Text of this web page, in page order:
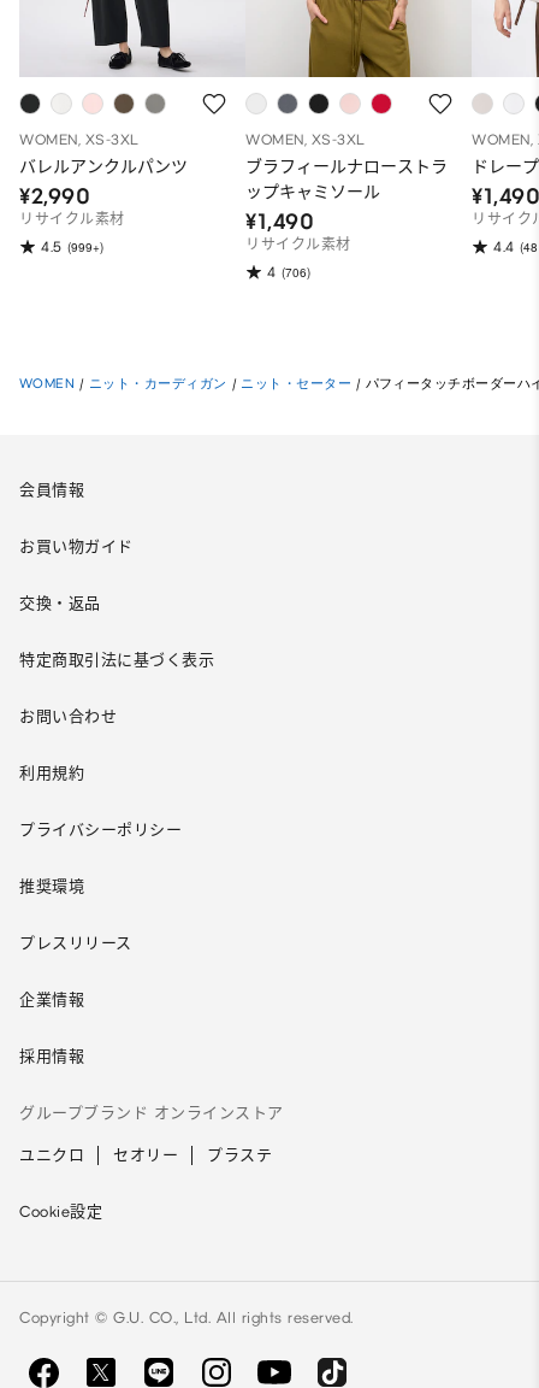
WOMEN, XS-3XL
バレルアンクルパンツ
¥2,990
リサイクル素材
4.5 (999+)
WOMEN, XS-3XL
ブラフィールナローストラ
ップキャミソール
¥1,490
リサイクル素材
4 (706)
WOMEN,
ドレー
リサイク
4.4
WOMEN / ニット・カーディガン / ニット・セーター / パフィータッチボーダーハ
会員情報
お買い物ガイド
交換・返品
特定商取引法に基づく表示
お問い合わせ
利用規約
プライバシーポリシー
推奨環境
プレスリリース
企業情報
採用情報
グループブランド オンラインストア
ユニクロ セオリー プラステ
Cookie設定
Copyright © G.U. CO., Ltd. All rights reserved.